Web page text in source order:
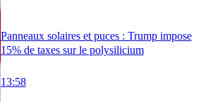
Panneaux solaires et puces : Trump impose
15% de taxes sur le polysilicium
13:58